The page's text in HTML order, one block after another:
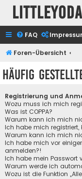
FAQ
Foren-Übersicht
Häufig
Registrierung und
Wozu muss ich mich
Was ist COPPA?
Warum kann ich mich
Ich habe mich
Warum kann ich mich
Ich habe mich vor
anmelden?!
Ich habe mein Passwort
Warum werde ich
Wozu ist die Funktion